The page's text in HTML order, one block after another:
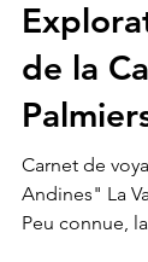
VTT en
de la
Carnet de